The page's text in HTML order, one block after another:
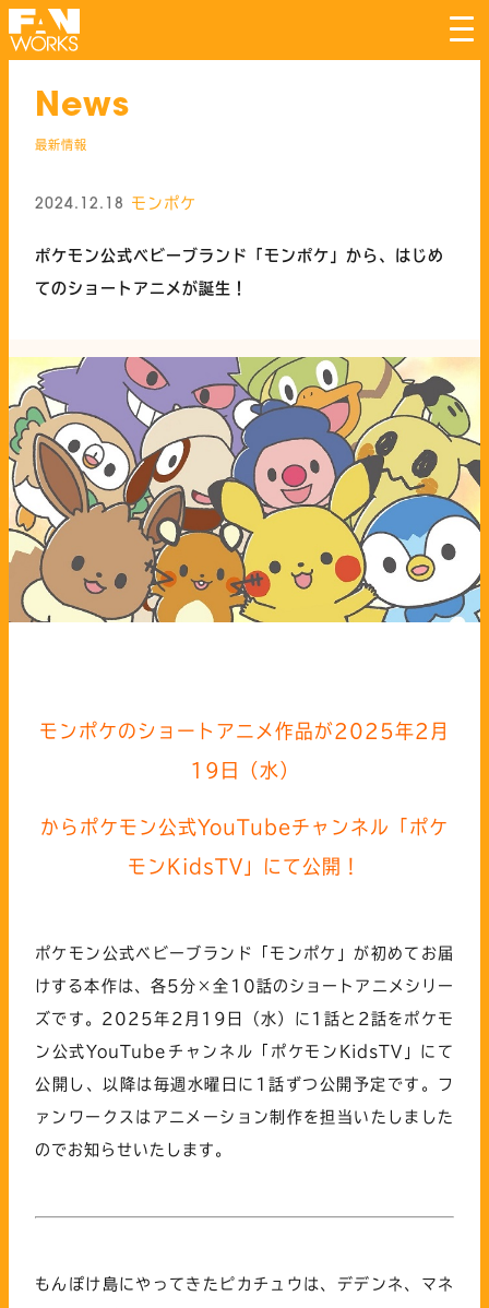
News
最新情報
2024.12.18 モンポケ
ポケモン公式ベビーブランド「モンポケ」から、はじめ
てのショートアニメが誕生！
モンポケのショートアニメ作品が2025年2月
19日（水）
からポケモン公式YouTubeチャンネル「ポケ
モンKidsTV」にて公開！
ポケモン公式ベビーブランド「モンポケ」が初めてお届
けする本作は、各5分×全10話のショートアニメシリー
ズです。 2025年2月19日（水）に1話と2話をポケモ
ン公式YouTubeチャンネル「ポケモンKidsTV」にて
公開し、以降は毎週水曜日に1話ずつ公開予定です。フ
ァンワークスはアニメーション制作を担当いたしました
のでお知らせいたします。
もんぽけ島にやってきたピカチュウは、デデンネ、マネ